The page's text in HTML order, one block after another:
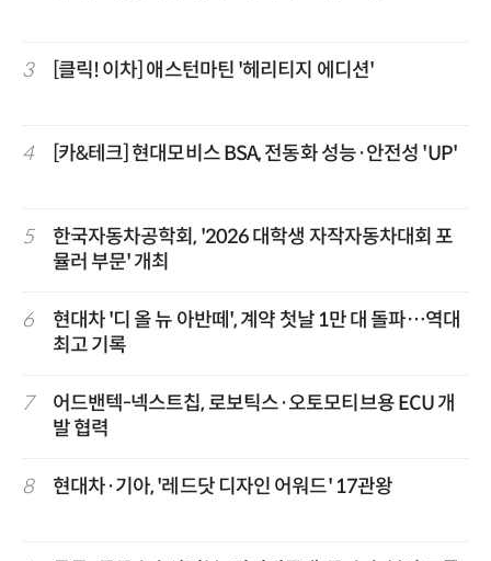
3 [클릭! 이차] 애스턴마틴 '헤리티지 에디션'
4 [카&테크] 현대모비스 BSA, 전동화 성능·안전성 'UP'
5
한국자동차공학회, '2026 대학생 자작자동차대회 포
뮬러 부문' 개최
6
현대차 '디 올 뉴 아반떼', 계약 첫날 1만 대 돌파…역대
최고 기록
7
어드밴텍-넥스트칩, 로보틱스·오토모티브용 ECU 개
발 협력
8 현대차·기아, '레드닷 디자인 어워드' 17관왕